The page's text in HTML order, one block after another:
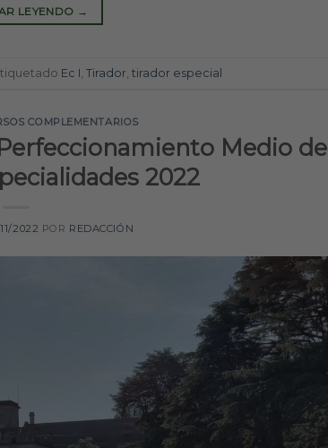
LEYENDO →
Ec I Tirador tirador especial
COMPLEMENTARIOS
Medio de
2022
2022 POR REDACCIÓN